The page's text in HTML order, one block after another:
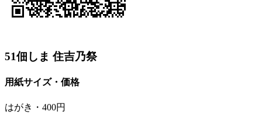
51佃しま 住吉乃祭
用紙サイズ・価格
はがき・400円